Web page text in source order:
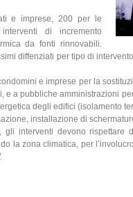
e imprese, 200 per le
di incremento
da fonti rinnovabili.
diffenziati per tipo di
e imprese per la
a pubbliche amministrazioni
degli edifici (isolamento
installazione di
interventi devono rispettare
la zona climatica, per